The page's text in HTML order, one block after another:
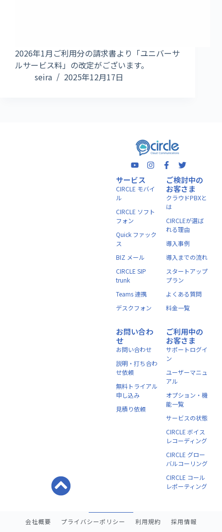
2026年1月ご利用分の請求書より「ユニバーサ
ルサービス料」の改定がございます。
seira
2025年12月17日
サービス
CIRCLE モバイ
ル
CIRCLE ソフト
フォン
Quick ファック
ス
BIZ メール
CIRCLE SIP
trunk
Teams 連携
デスクフォン
ご検討中の
お客さま
クラウドPBXと
は
CIRCLEが選ば
れる理由
導入事例
導入までの流れ
スタートアップ
プラン
よくある質問
料金一覧
お問い合わ
せ
お問い合わせ
説明・打ち合わ
せ依頼
無料トライアル
申し込み
見積り依頼
ご利用中の
お客さま
サポートログイ
ン
ユーザーマニュ
アル
オプション・機
能一覧
サービスの状態
CIRCLE ボイス
レコーディング
CIRCLE グロー
バルコーリング
CIRCLE コール
レポーティング
会社概要 プライバシーポリシー 利用規約 採用情報